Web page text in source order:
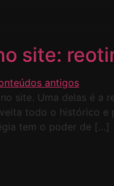
site:
site. Uma delas é
todo o histórico
tem o poder de […]